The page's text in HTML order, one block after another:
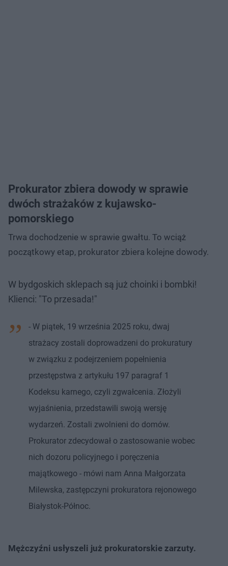
Prokurator zbiera dowody w sprawie
dwóch strażaków z kujawsko-
pomorskiego
Trwa dochodzenie w sprawie gwałtu. To wciąż
początkowy etap, prokurator zbiera kolejne dowody.
W bydgoskich sklepach są już choinki i bombki!
Klienci: "To przesada!"
- W piątek, 19 września 2025 roku, dwaj
strażacy zostali doprowadzeni do prokuratury
w związku z podejrzeniem popełnienia
przestępstwa z artykułu 197 paragraf 1
Kodeksu karnego, czyli zgwałcenia. Złożyli
wyjaśnienia, przedstawili swoją wersję
wydarzeń. Zostali zwolnieni do domów.
Prokurator zdecydował o zastosowanie wobec
nich dozoru policyjnego i poręczenia
majątkowego - mówi nam Anna Małgorzata
Milewska, zastępczyni prokuratora rejonowego
Białystok-Północ.
Mężczyźni usłyszeli już prokuratorskie zarzuty.